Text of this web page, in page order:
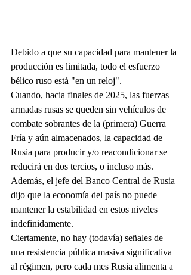
Debido a que su capacidad para mantener la
producción es limitada, todo el esfuerzo
bélico ruso está "en un reloj".
Cuando, hacia finales de 2025, las fuerzas
armadas rusas se queden sin vehículos de
combate sobrantes de la (primera) Guerra
Fría y aún almacenados, la capacidad de
Rusia para producir y/o reacondicionar se
reducirá en dos tercios, o incluso más.
Además, el jefe del Banco Central de Rusia
dijo que la economía del país no puede
mantener la estabilidad en estos niveles
indefinidamente.
Ciertamente, no hay (todavía) señales de
una resistencia pública masiva significativa
al régimen, pero cada mes Rusia alimenta a